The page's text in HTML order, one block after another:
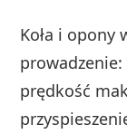
Koła i opony
prędkość